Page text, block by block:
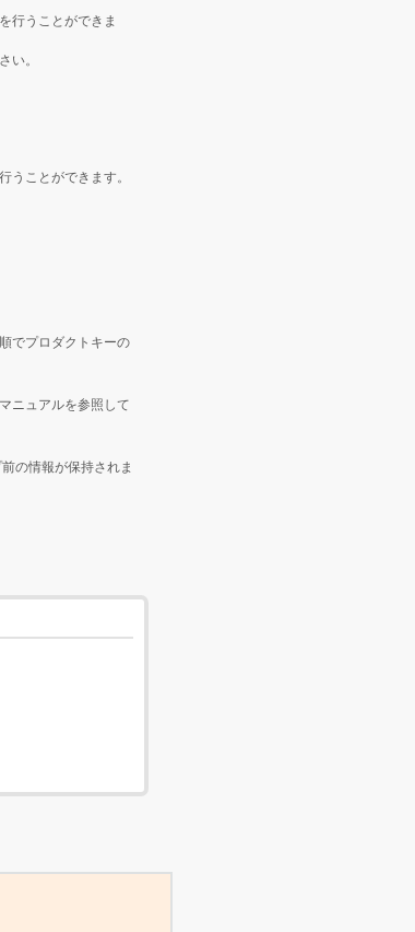
行うことができま
い。
うことができます。
でプロダクトキーの
ニュアルを参照して
の情報が保持されま